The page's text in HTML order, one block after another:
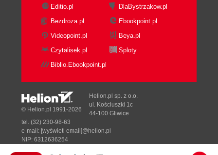
Editio.pl
DlaBystrzakow.pl
Bezdroza.pl
Ebookpoint.pl
Videopoint.pl
Beya.pl
Czytalisek.pl
Sploty
Biblio.Ebookpoint.pl
© Helion.pl 1991-2026
Helion.pl sp. z o.o.
ul. Kościuszki 1c
44-100 Gliwice
tel. (32) 230-98-63
e-mail: [wyświetl email]@helion.pl
NIP: 6312636254